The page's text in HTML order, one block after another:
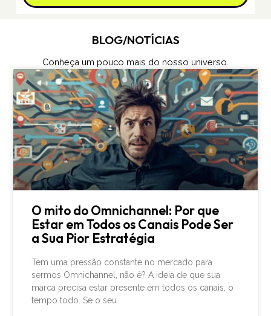
BLOG/NOTÍCIAS
Conheça um pouco mais do nosso universo.
O mito do Omnichannel: Por que
Estar em Todos os Canais Pode Ser
a Sua Pior Estratégia
Tem uma pressão constante no mercado para
sermos Omnichannel, não é? A ideia de que sua
marca precisa estar presente em todos os canais, o
tempo todo. Se o seu